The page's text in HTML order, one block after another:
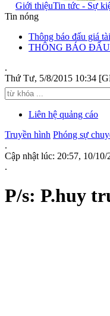
Giới thiệuTin tức - Sự
Tin nóng
Thông báo đấu giá
THÔNG BÁO ĐẤU
.
Thứ Tư, 5/8/2015 10:34
Liên hệ quảng cáo
Truyền hình Phóng sự
.
Cập nhật lúc: 20:57, 10/
.
P/s: P.huy